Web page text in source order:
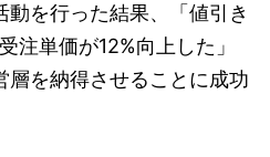
を行った結果、「値引き
注単価が12%向上した」
層を納得させることに成功